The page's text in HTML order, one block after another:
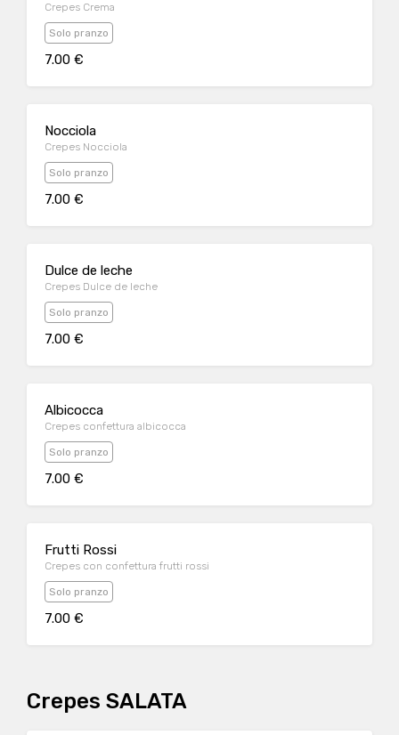
Crepes Crema
Solo pranzo
7.00 €
Nocciola
Crepes Nocciola
Solo pranzo
7.00 €
Dulce de leche
Crepes Dulce de leche
Solo pranzo
7.00 €
Albicocca
Crepes confettura albicocca
Solo pranzo
7.00 €
Frutti Rossi
Crepes con confettura frutti rossi
Solo pranzo
7.00 €
Crepes SALATA